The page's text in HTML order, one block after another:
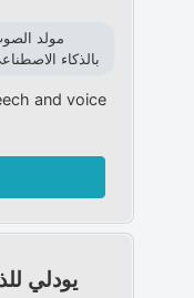
مولد
بالذكاء
and voice
يودلي